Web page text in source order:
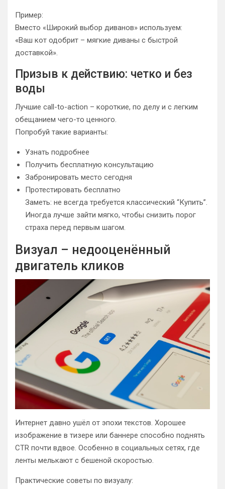
Пример:
Вместо «Широкий выбор диванов» используем:
«Ваш кот одобрит – мягкие диваны с быстрой
доставкой».
Призыв к действию: четко и без
воды
Лучшие call-to-action – короткие, по делу и с легким
обещанием чего-то ценного.
Попробуй такие варианты:
Узнать подробнее
Получить бесплатную консультацию
Забронировать место сегодня
Протестировать бесплатно
Заметь: не всегда требуется классический “Купить”.
Иногда лучше зайти мягко, чтобы снизить порог
страха перед первым шагом.
Визуал – недооценённый
двигатель кликов
Интернет давно ушёл от эпохи текстов. Хорошее
изображение в тизере или баннере способно поднять
CTR почти вдвое. Особенно в социальных сетях, где
ленты мелькают с бешеной скоростью.
Практические советы по визуалу: